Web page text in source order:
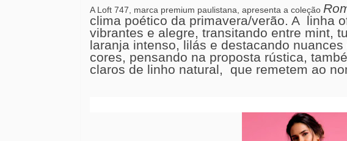
A Loft 747, marca premium paulistana, apresenta a coleção
clima poético da primavera/verão. A linha
vibrantes e alegre, transitando entre mint,
laranja intenso, lilás e destacando
cores, pensando na proposta rústica,
claros de linho natural,
que remetem ao